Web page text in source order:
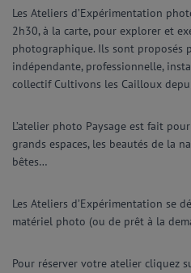
Les Ateliers d’Expérimentation
2h30, à la carte, pour explorer et
photographique. Ils sont proposés
indépendante, professionnelle,
collectif Cultivons les Cailloux
L’atelier photo Paysage est fait
grands espaces, les beautés de la
bêtes…
Les Ateliers d’Expérimentation se
matériel photo (ou de prêt à la
Pour réserver votre atelier cliquez